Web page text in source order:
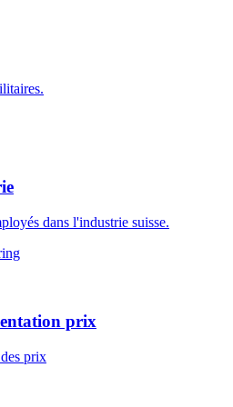
dans l'industrie suisse.
prix
prix